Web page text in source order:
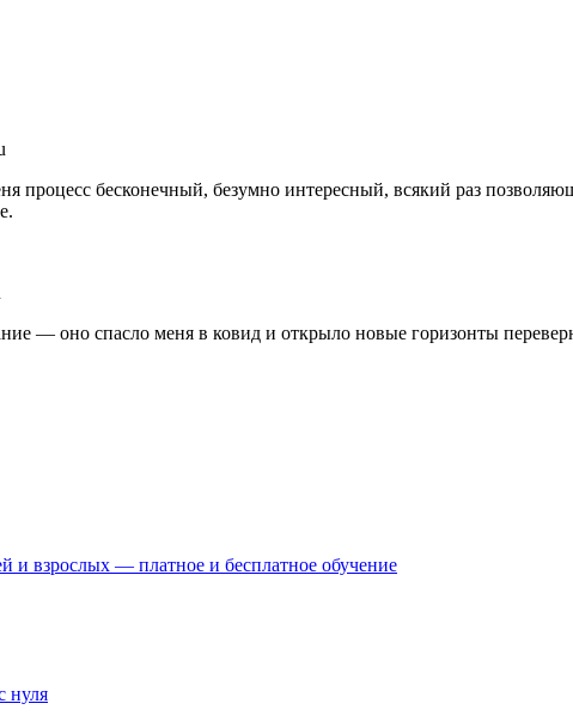
процесс бесконечный, безумно интересный, всякий раз
— оно спасло меня в ковид и открыло новые горизонты
взрослых — платное и бесплатное обучение
нуля